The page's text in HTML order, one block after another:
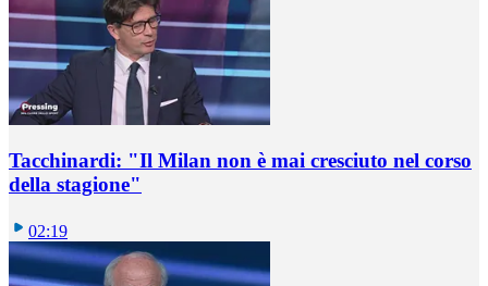
Tacchinardi: "Il Milan non è mai cresciuto nel corso
della stagione"
02:19